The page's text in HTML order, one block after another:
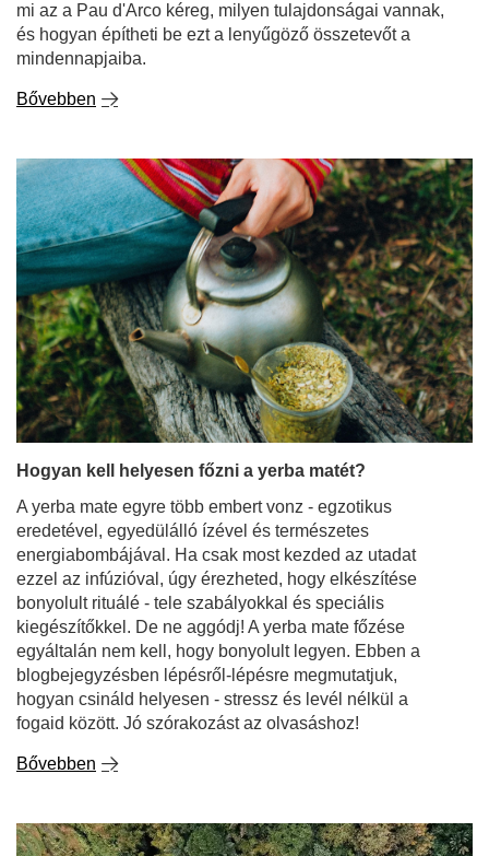
Hogyan kell helyesen főzni a yerba matét?
A yerba mate egyre több embert vonz - egzotikus
eredetével, egyedülálló ízével és természetes
energiabombájával. Ha csak most kezded az utadat
ezzel az infúzióval, úgy érezheted, hogy elkészítése
bonyolult rituálé - tele szabályokkal és speciális
egyáltalán nem kell, hogy bonyolult legyen. Ebben a
blogbejegyzésben lépésről-lépésre megmutatjuk,
hogyan csináld helyesen - stressz és levél nélkül a
fogaid között. Jó szórakozást az olvasáshoz!
Bővebben